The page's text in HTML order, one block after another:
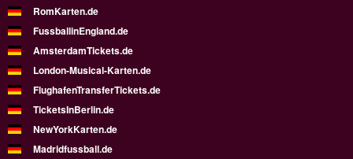
RomKarten.de
FussballinEngland.de
AmsterdamTickets.de
London-Musical-Karten.de
FlughafenTransferTickets.de
TicketsInBerlin.de
NewYorkKarten.de
Madridfussball.de